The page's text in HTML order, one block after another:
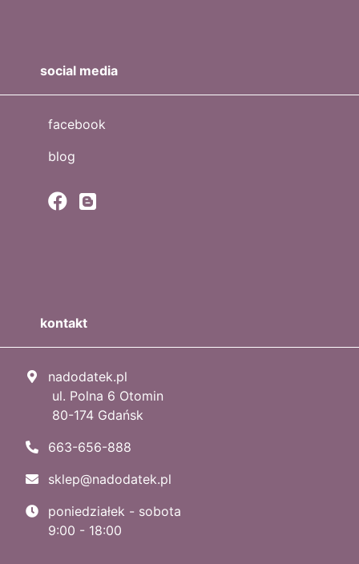
social media
facebook
blog
kontakt
nadodatek.pl
ul. Polna 6 Otomin
80-174 Gdańsk
663-656-888
sklep@nadodatek.pl
poniedziałek - sobota
9:00 - 18:00